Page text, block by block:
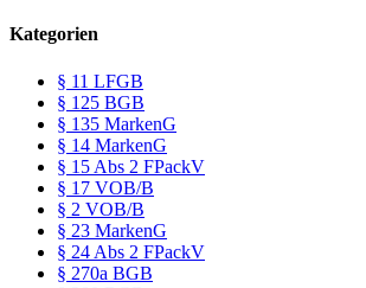
Kategorien
§ 11 LFGB
§ 125 BGB
§ 135 MarkenG
§ 14 MarkenG
§ 15 Abs 2 FPackV
§ 17 VOB/B
§ 2 VOB/B
§ 23 MarkenG
§ 24 Abs 2 FPackV
§ 270a BGB